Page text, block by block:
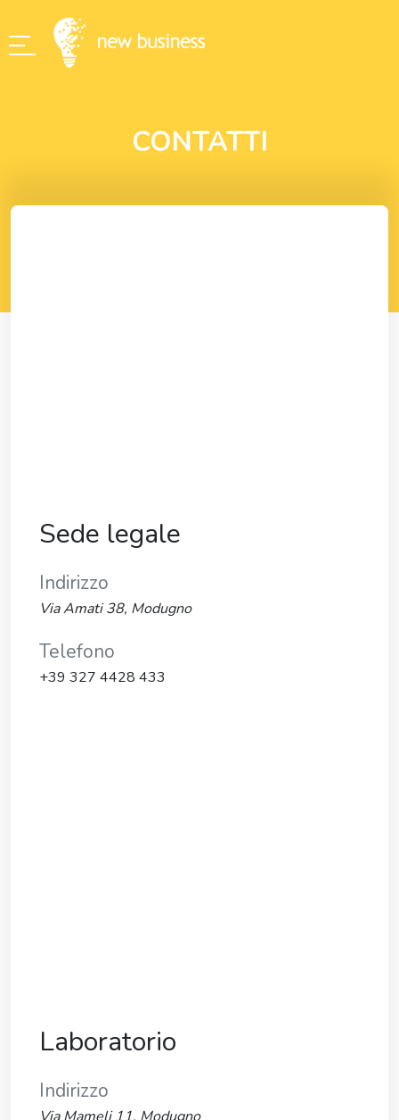
CONTATTI
Sede legale
Indirizzo
Via Amati 38, Modugno
Telefono
+39 327 4428 433
Laboratorio
Indirizzo